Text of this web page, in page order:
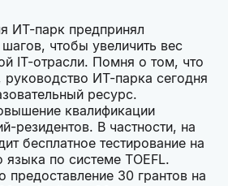
ИТ-парк предпринял
чтобы увеличить вес
IT-отрасли. Помня о том, что
ИТ-парка сегодня
ресурс.
квалификации
резидентов. В частности, на
бесплатное тестирование на
языка по системе TOEFL.
предоставление 30 грантов на